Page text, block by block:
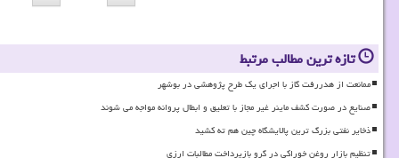
تازه ترین مطالب مرتبط
ممانعت از هدررفت گاز با اجرای یک طرح پژوهشی در بوشهر
صنایع در صورت کشف ماینر غیر مجاز با تعلیق و ابطال پروانه مواجه می شوند
ذخایر نفتی بزرگ ترین پالایشگاه چین هم ته کشید
تنظیم بازار روغن خوراکی در گرو بازپرداخت مطالبات ارزی